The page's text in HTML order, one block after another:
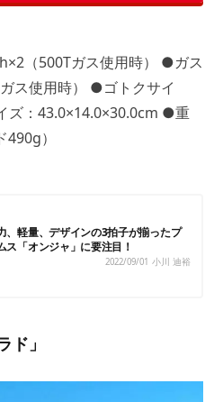
（500Tガス使用時） ●ガス
ス使用時） ●ゴトクサイ
ズ：43.0×14.0×30.0cm ●重
）
、軽量、デザインの3拍子が揃ったプ
ス「オンジャ」に要注目！
2022/09/01 小川 迪裕
ド」